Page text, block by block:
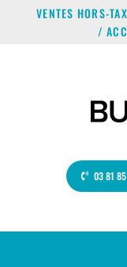
VENTES HORS-
/
03 81